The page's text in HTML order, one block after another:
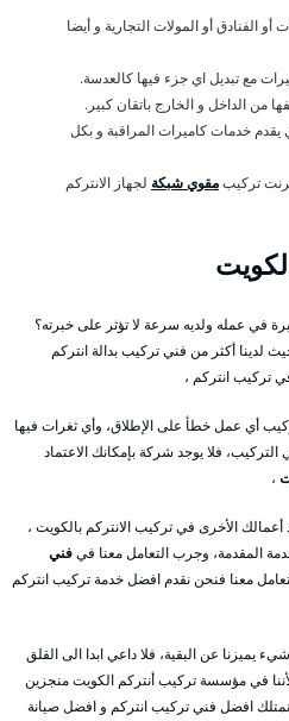
الفنادق أو المولات التجارية و أيضا
مع تبديل اي جزء فيها كالعدسة.
من الداخل و الخارج باتقان كبير.
يقدم خدمات كاميرات المراقبة و بكل
تركيبمقوي شبكة لجهاز الانتركم
في عمله ولديه سرعة لا تؤثر على خبرته؟
لدينا أكثر من فني تركيب بدالة انتركم
تركيب انتركم ،
أي عمل خطأ على الإطلاق، وأي ثغرات فيها
فلا يوجد شركة بإمكانك الاعتماد
،
الأخرى في تركيب الانتركم بالكويت ،
المقدمة، وجرب التعامل معنا فيفني
معنا فنحن نقدم افضل خدمة تركيب انتركم
عن البقية، فلا داعي ابدا الى القلق
في مؤسسة تركيب أنتركم الكويت منجزين
نمتلك افضل فني تركيب انتركم و افضل صيانة